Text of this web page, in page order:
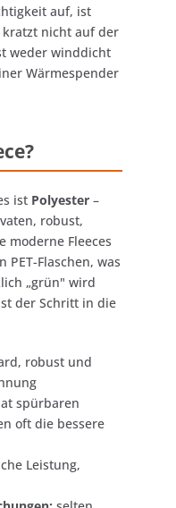
auf, ist
nicht auf der
weder winddicht
Wärmespender
ist Polyester –
robust,
moderne Fleeces
PET-Flaschen, was
„grün" wird
der Schritt in die
robust und
spürbaren
oft die bessere
Leistung,